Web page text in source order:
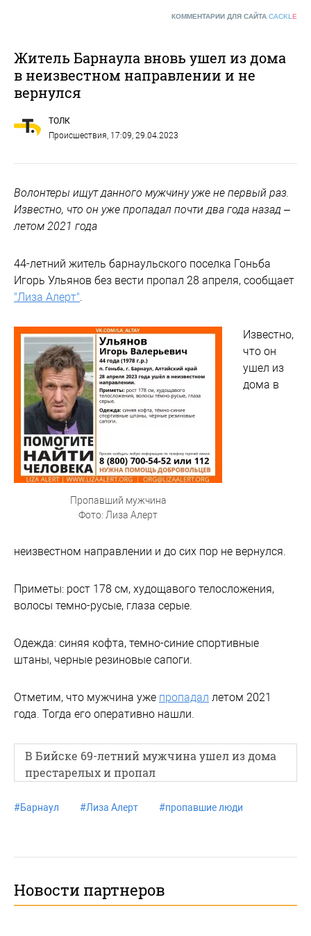
КОММЕНТАРИИ ДЛЯ САЙТА CACKL E
Житель Барнаула вновь ушел из дома
в неизвестном направлении и не
вернулся
ТОЛК
Происшествия, 17:09, 29.04.2023
Волонтеры ищут данного мужчину уже не первый раз.
Известно, что он уже пропадал почти два года назад –
летом 2021 года
44-летний житель барнаульского поселка Гоньба
Игорь Ульянов без вести пропал 28 апреля, сообщает
"Лиза Алерт".
Пропавший мужчина
Фото: Лиза Алерт
Известно,
что он
ушел из
дома в
неизвестном направлении и до сих пор не вернулся.
Приметы: рост 178 см, худощавого телосложения,
волосы темно-русые, глаза серые.
Одежда: синяя кофта, темно-синие спортивные
штаны, черные резиновые сапоги.
Отметим, что мужчина уже пропадал летом 2021
года. Тогда его оперативно нашли.
В Бийске 69-летний мужчина ушел из дома
престарелых и пропал
#Барнаул #Лиза Алерт #пропавшие люди
Новости партнеров